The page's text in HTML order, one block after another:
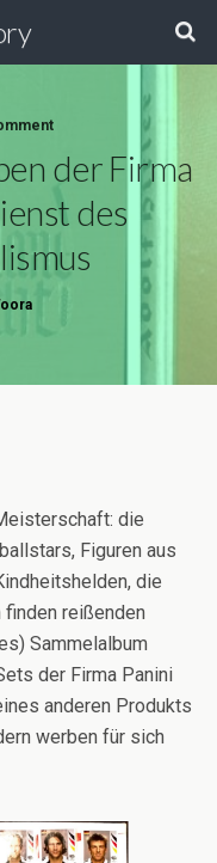
der Firma
des
die
Figuren aus
die
reißenden
Sammelalbum
der Firma Panini
anderen Produkts
werben für sich